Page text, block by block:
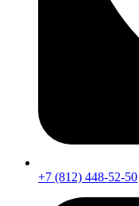
+7 (812) 448-52-50